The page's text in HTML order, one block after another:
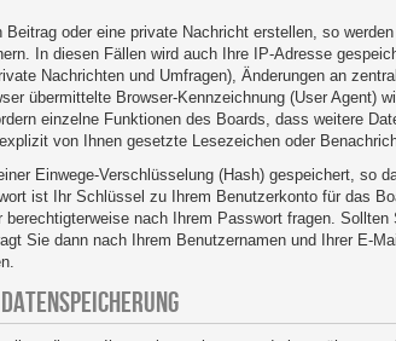
Beitrag oder eine private Nachricht erstellen, so
In diesen Fällen wird auch Ihre IP-Adresse
Nachrichten und Umfragen), Änderungen an
übermittelte Browser-Kennzeichnung (User Agent)
einzelne Funktionen des Boards, dass weitere
von Ihnen gesetzte Lesezeichen oder
Einwege-Verschlüsselung (Hash) gespeichert,
ist Ihr Schlüssel zu Ihrem Benutzerkonto für das
berechtigterweise nach Ihrem Passwort fragen.
Sie dann nach Ihrem Benutzernamen und Ihrer E-